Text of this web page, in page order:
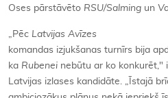
Oses pārstāvēto RSU/Salming un
„Pēc Latvijas Avīzes
komandas izjukšanas turnīrs bija
ka Rubenei nebūtu ar ko konkurēt,"
Latvijas izlases kandidāte. „Īstajā